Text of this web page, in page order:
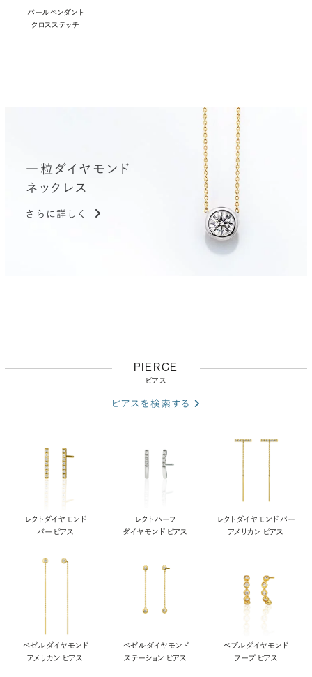
パールペンダント
クロスステッチ
一粒ダイヤモンド
ネックレス
さらに詳しく
PIERCE
ピアス
ピアスを検索する
レクト ダイヤモンド
バー ピアス
レクト ハーフ
ダイヤモンド ピアス
レクト ダイヤモンド バー
アメリカン ピアス
ベゼル ダイヤモンド
アメリカン ピアス
ベゼル ダイヤモンド
ステーション ピアス
ペブル ダイヤモンド
フープ ピアス